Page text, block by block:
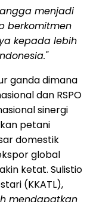
menjadi
berkomitmen
kepada lebih
ganda dimana
dan RSPO
sinergi
petani
domestik
global
ketat. Sulistio
(KKATL),